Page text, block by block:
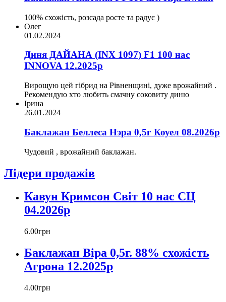
100% схожість, розсада росте та радує )
Олег
01.02.2024
Диня ДАЙАНА (INX 1097) F1 100 нас
INNOVA 12.2025р
Вирощую цей гібрид на Рівненщині, дуже врожайний .
Рекомендую хто любить смачну соковиту диню
Ірина
26.01.2024
Баклажан Беллеса Нэра 0,5г Коуел 08.2026р
Чудовий , врожайний баклажан.
Лідери продажів
Кавун Кримсон Світ 10 нас СЦ
04.2026р
6.00грн
Баклажан Віра 0,5г. 88% схожість
Агрона 12.2025р
4.00грн